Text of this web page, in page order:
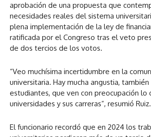
aprobación de una propuesta que
necesidades reales del sistema
plena implementación de la ley de
ratificada por el Congreso tras el veto
de dos tercios de los votos.
“Veo muchísima incertidumbre en la
universitaria. Hay mucha angustia,
estudiantes, que ven con preocupación lo
universidades y sus carreras”, resumió Ruiz.
El funcionario recordó que en 2024 los